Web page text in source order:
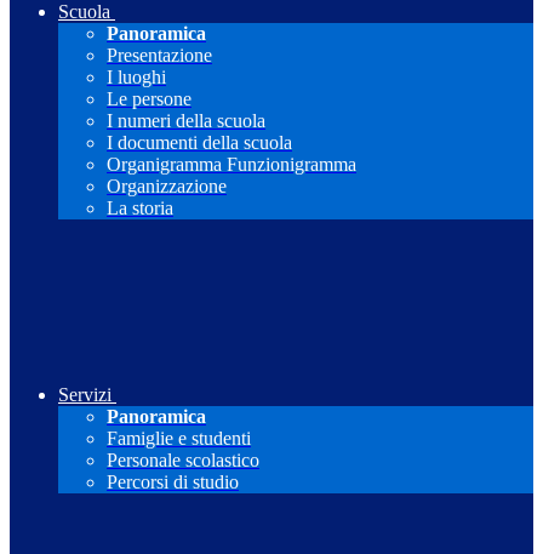
Scuola
Panoramica
Presentazione
I luoghi
Le persone
I numeri della scuola
I documenti della scuola
Organigramma Funzionigramma
Organizzazione
La storia
Servizi
Panoramica
Famiglie e studenti
Personale scolastico
Percorsi di studio